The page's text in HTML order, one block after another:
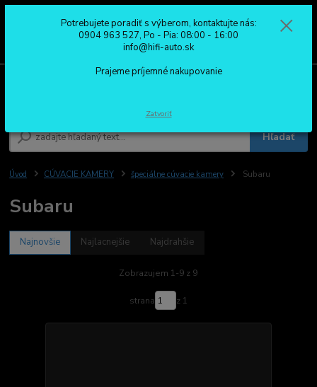
Hľadať
0904 963 527
Po - Pia: 08:00 - 16:00
Úvod CÚVACIE KAMERY špeciálne cúvacie kamery Subaru
Subaru
Najnovšie Najlacnejšie Najdrahšie
Zobrazujem 1-9 z 9
strana z 1
Potrebujete poradiť s výberom, kontaktujte nás:
0904 963 527, Po - Pia: 08:00 - 16:00
info@hifi-auto.sk
Prajeme príjemné nakupovanie
Zatvoriť